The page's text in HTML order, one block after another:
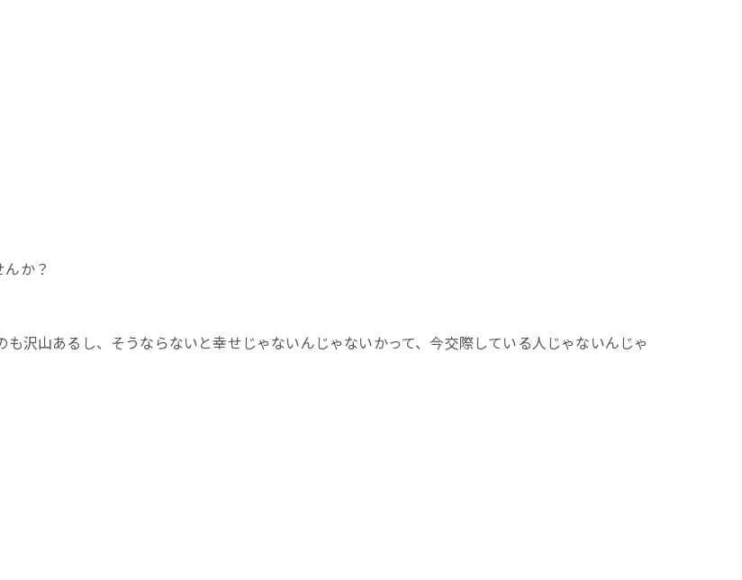
か？
沢山あるし、そうならないと幸せじゃないんじゃないかって、今交際している人じゃないんじゃ